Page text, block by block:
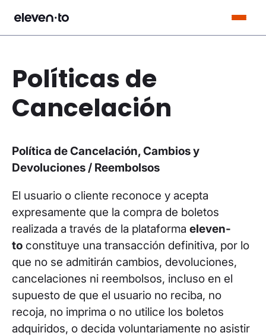
Políticas de
Cancelación
Política de Cancelación, Cambios y
Devoluciones / Reembolsos
El usuario o cliente reconoce y acepta
expresamente que la compra de boletos
realizada a través de la plataforma eleven-
to constituye una transacción definitiva, por lo
que no se admitirán cambios, devoluciones,
cancelaciones ni reembolsos, incluso en el
supuesto de que el usuario no reciba, no
recoja, no imprima o no utilice los boletos
adquiridos, o decida voluntariamente no asistir